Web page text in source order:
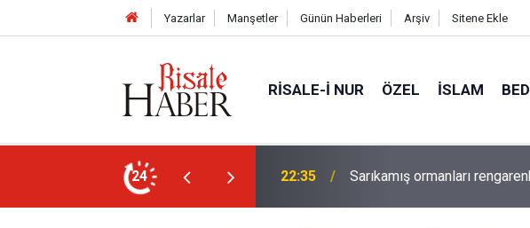
Yazarlar Manşetler Günün Haberleri Arşiv Sitene Ekle
RISALE-I NUR ÖZEL İSLAM
24
ev sahipliği yapıyor 21:05 Kur’an'daki bazı şahıs